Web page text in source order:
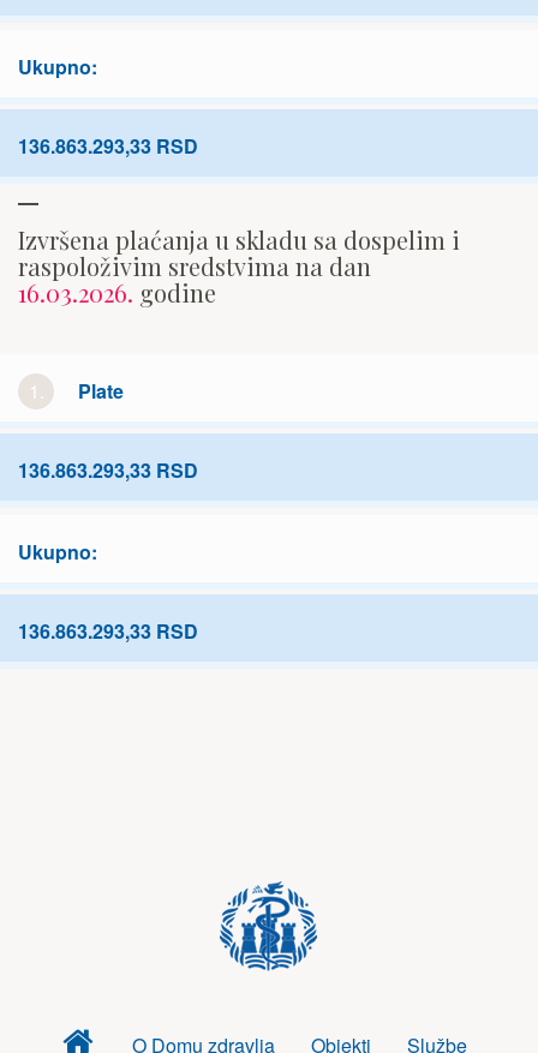
Ukupno:
136.863.293,33 RSD
Izvršena plaćanja u skladu sa dospelim i
raspoloživim sredstvima na dan
16.03.2026. godine
1. Plate
136.863.293,33 RSD
Ukupno:
136.863.293,33 RSD
Dom O Domu zdravlja Objekti Službe